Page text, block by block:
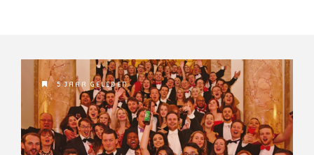
5 JAAR GELEDEN